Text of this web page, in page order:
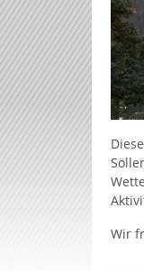
Wir